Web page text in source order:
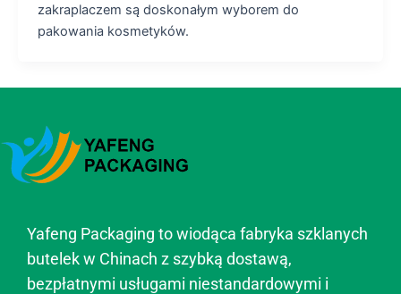
zakraplaczem są doskonałym wyborem do
pakowania kosmetyków.
Yafeng Packaging to wiodąca fabryka szklanych
butelek w Chinach z szybką dostawą,
bezpłatnymi usługami niestandardowymi i